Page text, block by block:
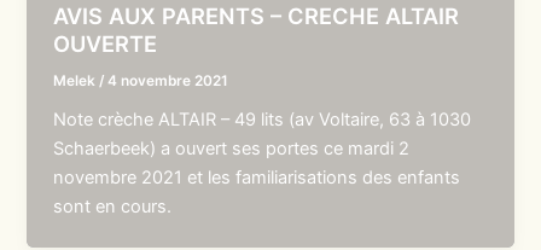
AVIS AUX PARENTS – CRECHE ALTAIR
OUVERTE
Melek /4 novembre 2021
Note crèche ALTAIR – 49 lits (av Voltaire, 63 à 1030
Schaerbeek) a ouvert ses portes ce mardi 2
novembre 2021 et les familiarisations des enfants
sont en cours.